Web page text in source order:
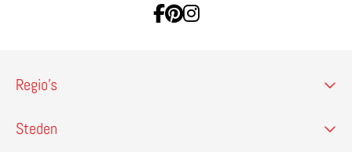
Ga naar Facebook
Ga naar Pinterest
Ga naar Instagram
Regio’s
Steden